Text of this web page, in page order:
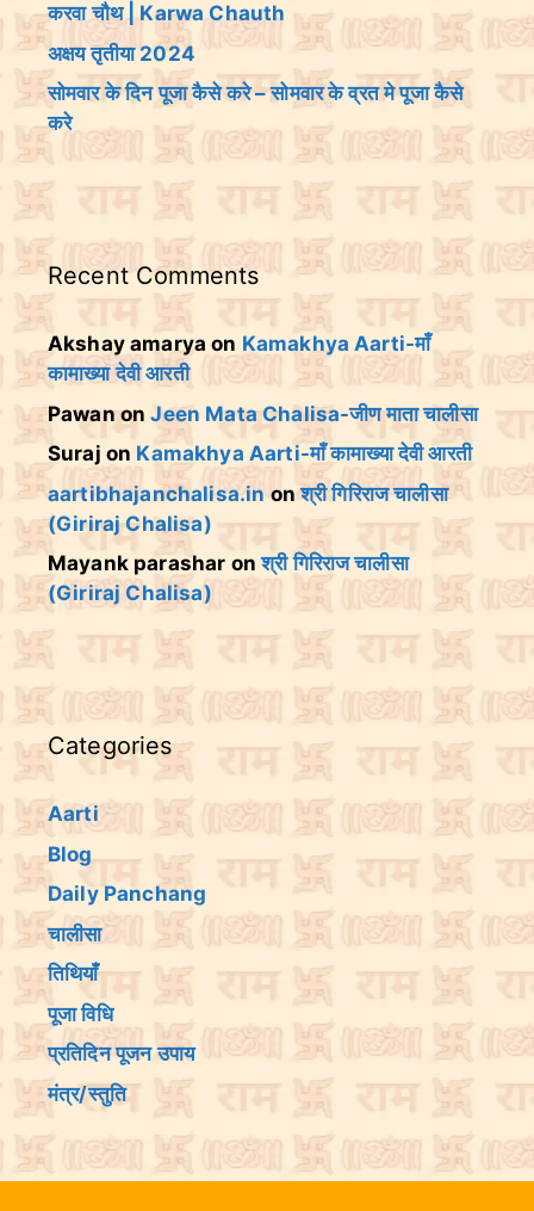
करवा चौथ | Karwa Chauth
अक्षय तृतीया 2024
सोमवार के दिन पूजा कैसे करे – सोमवार के व्रत मे पूजा कैसे
करे
Recent Comments
Akshay amarya on Kamakhya Aarti-माँ
कामाख्या देवी आरती
PawanonJeen Mata Chalisa-जीण माता चालीसा
Suraj on Kamakhya Aarti-माँ कामाख्या देवी आरती
aartibhajanchalisa.in onश्री गिरिराज चालीसा
(Giriraj Chalisa)
Mayank parashar onश्री गिरिराज चालीसा
(Giriraj Chalisa)
Categories
Aarti
Blog
Daily Panchang
चालीसा
तिथियांँ
पूजा विधि
प्रतिदिन पूजन उपाय
मंत्र/स्तुति